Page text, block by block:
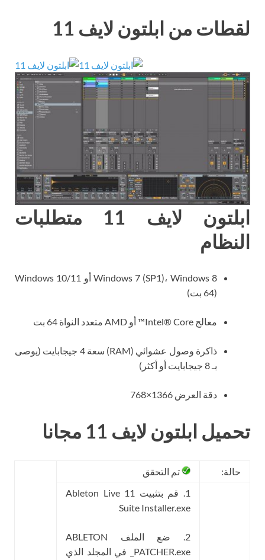
لقطات من ابلتون لايف 11
ابلتون لايف 11 متطلبات
النظام
Windows 7 (SP1)، Windows 8 أو Windows 10/11
(64 بت)
معالج Intel® Core™ أو AMD متعدد النواة 64 بت
ذاكرة وصول عشوائي (RAM) سعة 4 جيجابايت (يوصى
بـ 8 جيجابايت أو أكثر)
دقة العرض 1366×768
تحميل ابلتون لايف 11 مجانا
حالة: تم التحقق
1. قم بتثبيت Ableton Live 11
Suite Installer.exe
2. ضع الملف ABLETON
PATCHER.exe_ في المجلد الذي